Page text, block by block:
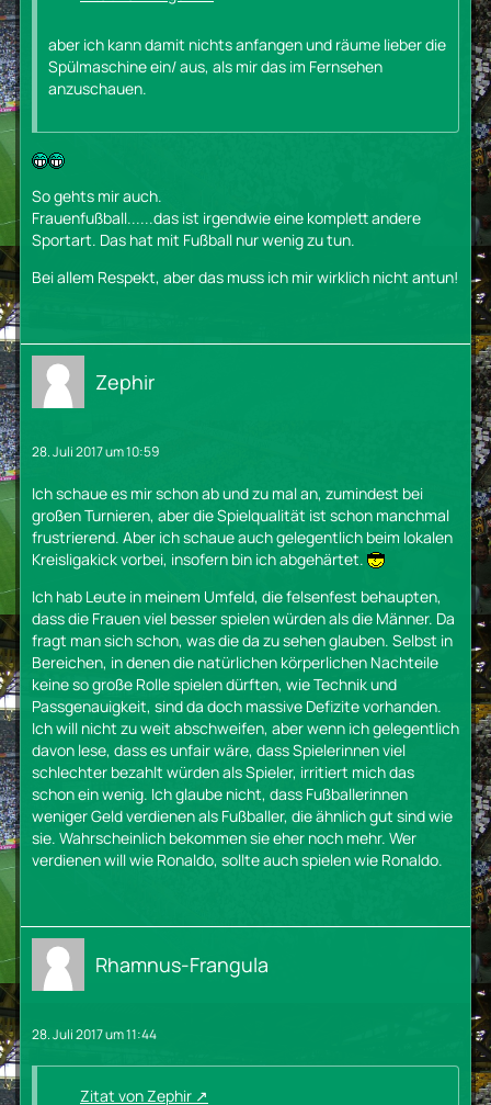
aber ich kann damit nichts anfangen und räume lieber die
Spülmaschine ein/ aus, als mir das im Fernsehen
anzuschauen.
So gehts mir auch.
Frauenfußball......das ist irgendwie eine komplett andere
Sportart. Das hat mit Fußball nur wenig zu tun.
Bei allem Respekt, aber das muss ich mir wirklich nicht antun!
Zephir
28. Juli 2017 um 10:59
Ich schaue es mir schon ab und zu mal an, zumindest bei
großen Turnieren, aber die Spielqualität ist schon manchmal
frustrierend. Aber ich schaue auch gelegentlich beim lokalen
Kreisligakick vorbei, insofern bin ich abgehärtet.
Ich hab Leute in meinem Umfeld, die felsenfest behaupten,
dass die Frauen viel besser spielen würden als die Männer. Da
fragt man sich schon, was die da zu sehen glauben. Selbst in
Bereichen, in denen die natürlichen körperlichen Nachteile
keine so große Rolle spielen dürften, wie Technik und
Passgenauigkeit, sind da doch massive Defizite vorhanden.
Ich will nicht zu weit abschweifen, aber wenn ich gelegentlich
davon lese, dass es unfair wäre, dass Spielerinnen viel
schlechter bezahlt würden als Spieler, irritiert mich das
schon ein wenig. Ich glaube nicht, dass Fußballerinnen
weniger Geld verdienen als Fußballer, die ähnlich gut sind wie
sie. Wahrscheinlich bekommen sie eher noch mehr. Wer
verdienen will wie Ronaldo, sollte auch spielen wie Ronaldo.
Rhamnus-Frangula
28. Juli 2017 um 11:44
Zitat von Zephir